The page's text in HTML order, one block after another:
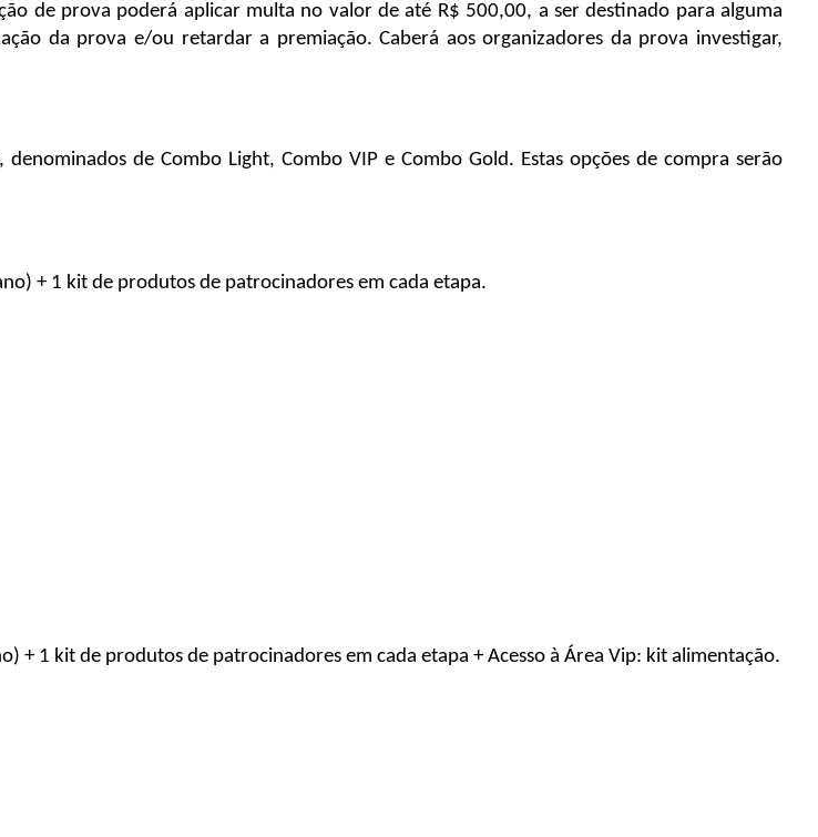
de prova poderá aplicar multa no valor de até R$ 500,00, a ser destinado para alguma
da prova e/ou retardar a premiação. Caberá aos organizadores da prova investigar,
de Combo Light, Combo VIP e Combo Gold. Estas opções de compra serão
+ 1 kit de produtos de patrocinadores em cada etapa.
+ 1 kit de produtos de patrocinadores em cada etapa + Acesso à Área Vip: kit alimentação.